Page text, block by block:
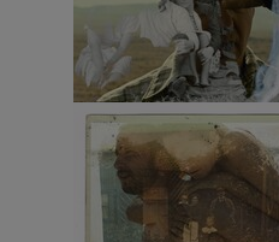
Show larger version